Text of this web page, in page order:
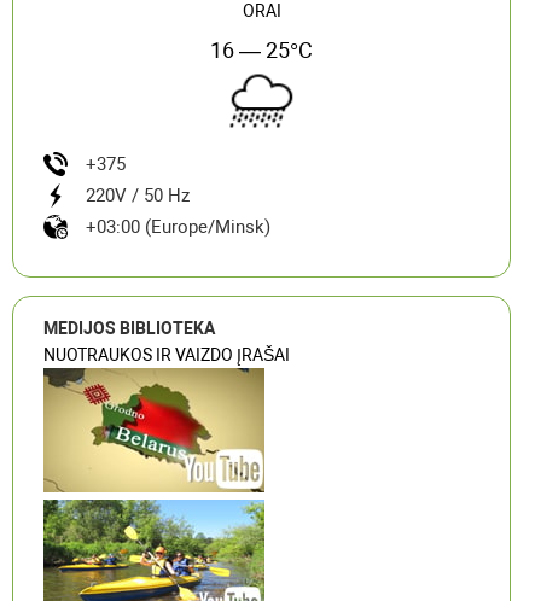
ORAI
16 — 25°C
+375
220V / 50 Hz
+03:00 (Europe/Minsk)
MEDIJOS BIBLIOTEKA
NUOTRAUKOS IR VAIZDO ĮRAŠAI